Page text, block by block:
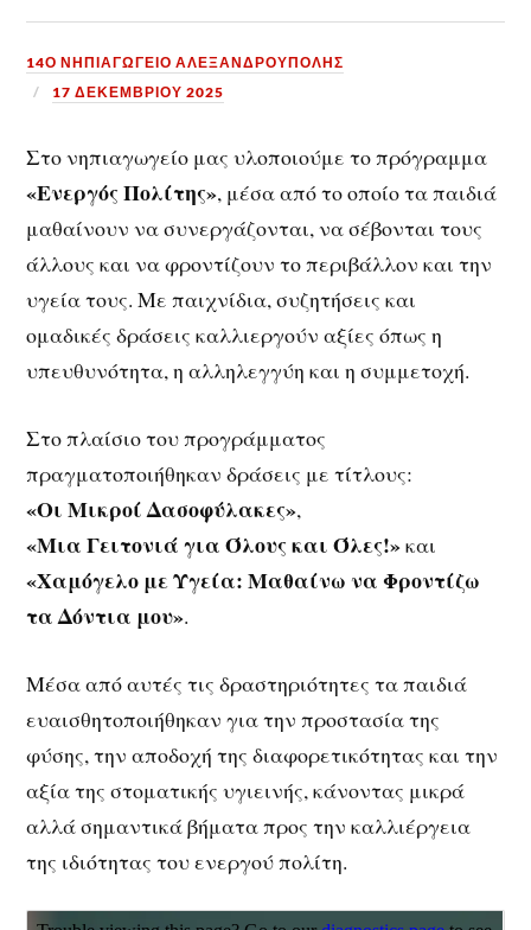
14Ο ΝΗΠΙΑΓΩΓΕΙΟ ΑΛΕΞΑΝΔΡΟΥΠΟΛΗΣ
17 ΔΕΚΕΜΒΡΊΟΥ 2025
Στο νηπιαγωγείο μας υλοποιούμε το πρόγραμμα
«Ενεργός Πολίτης», μέσα από το οποίο τα παιδιά
μαθαίνουν να συνεργάζονται, να σέβονται τους
άλλους και να φροντίζουν το περιβάλλον και την
υγεία τους. Με παιχνίδια, συζητήσεις και
ομαδικές δράσεις καλλιεργούν αξίες όπως η
υπευθυνότητα, η αλληλεγγύη και η συμμετοχή.
Στο πλαίσιο του προγράμματος
πραγματοποιήθηκαν δράσεις με τίτλους:
«Οι Μικροί Δασοφύλακες»,
«Μια Γειτονιά για Όλους και Όλες!»και
«Χαμόγελο με Υγεία: Μαθαίνω να Φροντίζω
τα Δόντια μου».
Μέσα από αυτές τις δραστηριότητες τα παιδιά
ευαισθητοποιήθηκαν για την προστασία της
φύσης, την αποδοχή της διαφορετικότητας και την
αξία της στοματικής υγιεινής, κάνοντας μικρά
αλλά σημαντικά βήματα προς την καλλιέργεια
της ιδιότητας του ενεργού πολίτη.